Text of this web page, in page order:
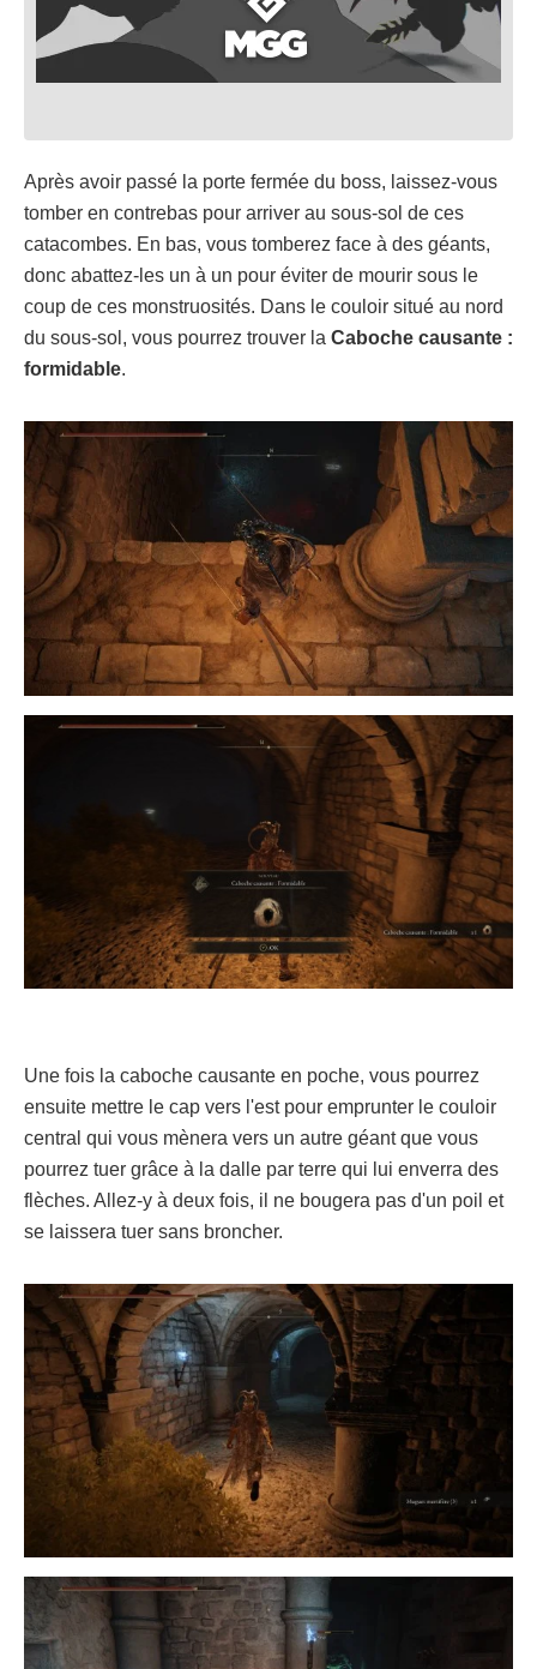
Après avoir passé la porte fermée du boss, laissez-vous
tomber en contrebas pour arriver au sous-sol de ces
catacombes. En bas, vous tomberez face à des géants,
donc abattez-les un à un pour éviter de mourir sous le
coup de ces monstruosités. Dans le couloir situé au nord
du sous-sol, vous pourrez trouver la Caboche causante :
formidable.
Une fois la caboche causante en poche, vous pourrez
ensuite mettre le cap vers l'est pour emprunter le couloir
central qui vous mènera vers un autre géant que vous
pourrez tuer grâce à la dalle par terre qui lui enverra des
flèches. Allez-y à deux fois, il ne bougera pas d'un poil et
se laissera tuer sans broncher.